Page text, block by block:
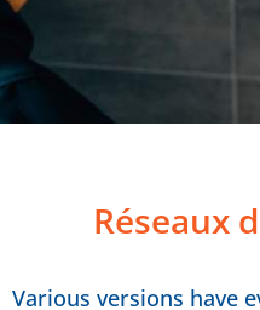
Réseaux
Various versions have